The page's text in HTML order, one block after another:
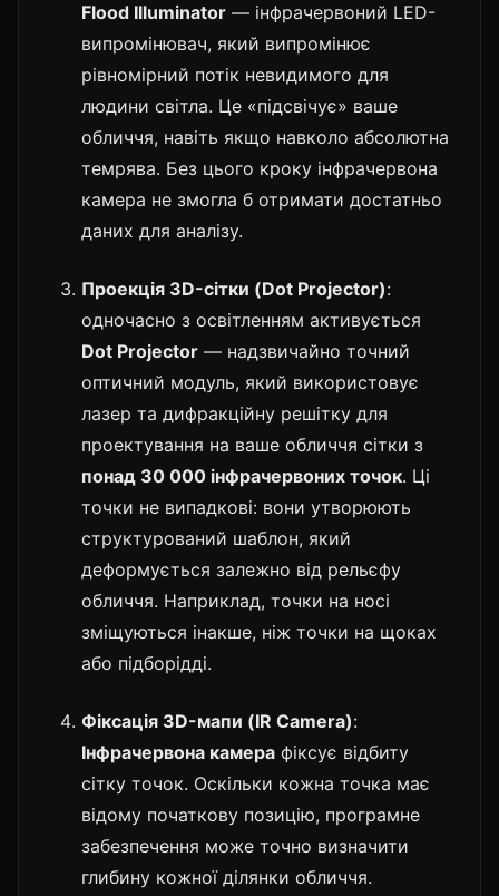
Flood Illuminator — інфрачервоний LED-
випромінювач, який випромінює
рівномірний потік невидимого для
людини світла. Це «підсвічує» ваше
обличчя, навіть якщо навколо абсолютна
темрява. Без цього кроку інфрачервона
камера не змогла б отримати достатньо
даних для аналізу.
Проекція 3D-сітки (Dot Projector):
одночасно з освітленням активується
Dot Projector — надзвичайно точний
оптичний модуль, який використовує
лазер та дифракційну решітку для
проектування на ваше обличчя сітки з
понад 30 000 інфрачервоних точок. Ці
точки не випадкові: вони утворюють
структурований шаблон, який
деформується залежно від рельєфу
обличчя. Наприклад, точки на носі
зміщуються інакше, ніж точки на щоках
або підборідді.
Фіксація 3D-мапи (IR Camera):
Інфрачервона камера фіксує відбиту
сітку точок. Оскільки кожна точка має
відому початкову позицію, програмне
забезпечення може точно визначити
глибину кожної ділянки обличчя.